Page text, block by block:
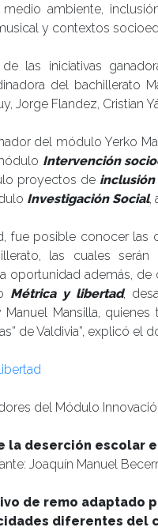
ambiente,
y contextos
las iniciativas
del bachillerato
Jorge Flandez, Cristian
del módulo Yerko
Intervención
proyectos de inclusión
Investigación Social,
fue posible conocer
las cuales
oportunidad además,
Métrica y libertad,
Manuel Mansilla,
de Valdivia”, explicó el
del Módulo
la deserción escolar
Joaquín Manuel
de remo adaptado
diferentes del